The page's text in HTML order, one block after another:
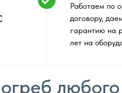
Работаем по
договору,
гарантию на
лет на